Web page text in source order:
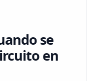
se
en